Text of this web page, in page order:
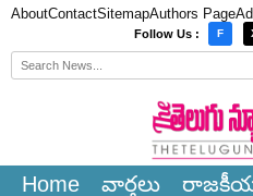
AboutContactSitemapAuthors Page
Follow Us : F
Home వార్త‌లు